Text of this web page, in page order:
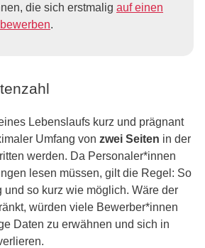
die sich erstmalig auf einen
.
Lebenslaufs kurz und prägnant
Umfang von zwei Seiten in der
werden. Da Personaler*innen
lesen müssen, gilt die Regel: So
so kurz wie möglich. Wäre der
würden viele Bewerber*innen
Daten zu erwähnen und sich in